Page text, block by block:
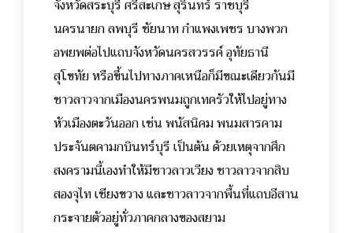
จังหวัดสระบุรี ศรีสะเกษ สุรินทร์ ราชบุรี
นครนายก ลพบุรี ชัยนาท กำแพงเพชร บางพวก
อพยพต่อไปแถบจังหวัดนครสวรรค์ อุทัยธานี
สุโขทัย หรือขึ้นไปทางภาคเหนือก็มีขณะเดียวกันมี
ชาวลาวจากเมืองนครพนมถูกเทครัวให้ไปอยู่ทาง
หัวเมืองตะวันออก เช่น พนัสนิคม พนมสารคาม
ประจันตคามกบินทร์บุรี เป็นต้น ด้วยเหตุจากศึก
สงครามนี้เองทำให้มีชาวลาวเวียง ชาวลาวจากสิบ
สองจุไท เชียงขวาง และชาวลาวจากพื้นที่แถบอีสาน
กระจายตัวอยู่ทั่วภาคกลางของสยาม